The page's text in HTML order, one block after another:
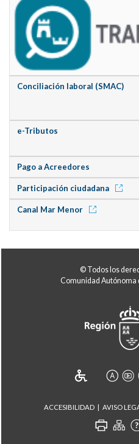
Conciliación laboral (SMAC)
e-Tributos
Pago a Acreedores
Participación ciudadana
Canal Mar Menor
© Todos los
Comunidad Autónoma
ACCESIBILIDAD AVISO